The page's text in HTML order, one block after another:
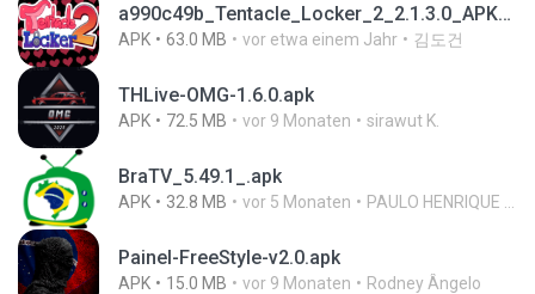
a990c49b_Tentacle_Locker_2_2.1.3.0_APKPure (1).apk
APK 63.0 MB vor etwa einem Jahr 김도건
THLive-OMG-1.6.0.apk
APK 72.5 MB vor 9 Monaten sirawut K.
BraTV_5.49.1_.apk
APK 32.8 MB vor 5 Monaten PAULO HENRIQUE GOYA EGIDIO
Painel-FreeStyle-v2.0.apk
APK 15.0 MB vor 9 Monaten Rodney Ângelo